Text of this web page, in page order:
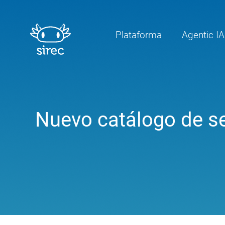
Plataforma Agentic IA
Nuevo catálogo de